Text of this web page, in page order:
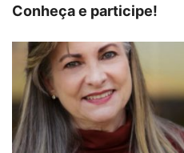
Conheça e participe!